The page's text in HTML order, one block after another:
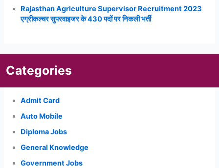
Rajasthan Agriculture Supervisor Recruitment 2023
एग्रीकल्चर सुपरवाइजर के 430 पदों पर निकली भर्ती
Categories
Admit Card
Auto Mobile
Diploma Jobs
General Knowledge
Government Jobs